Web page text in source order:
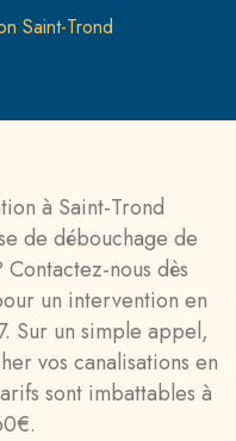
Saint-Trond
à Saint-Trond
de débouchage de
nous dès
un intervention en
Sur un simple appel,
vos canalisations en
sont imbattables à